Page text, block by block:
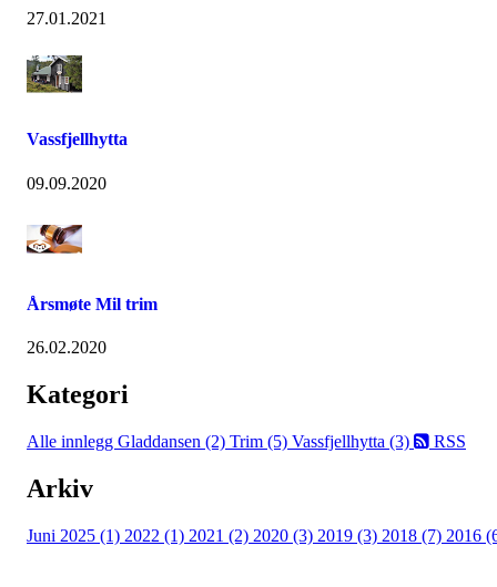
27.01.2021
Vassfjellhytta
09.09.2020
Årsmøte Mil trim
26.02.2020
Kategori
Alle innlegg Gladdansen (2) Trim (5) Vassfjellhytta (3) RSS
Arkiv
Juni 2025 (1) 2022 (1) 2021 (2) 2020 (3) 2019 (3) 2018 (7) 2016